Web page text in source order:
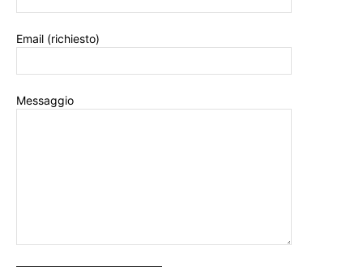
Email (richiesto)
Messaggio